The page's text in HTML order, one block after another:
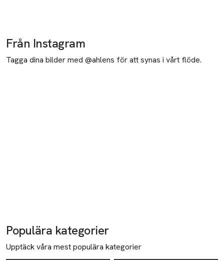
Från Instagram
Tagga dina bilder med @ahlens för att synas i vårt flöde.
Populära kategorier
Upptäck våra mest populära kategorier